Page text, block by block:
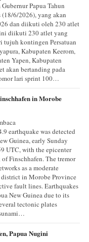
Papua Tahun
6/2026), yang akan
dan diikuti oleh 230 atlet
diikuti 230 atlet yang
tujuh kontingen Persatuan
Kabupaten Keerom,
Yapen, Kabupaten
akan bertanding pada
lari sprint 100…
in Morobe
earthquake was detected
Guinea, early Sunday
UTC, with the epicenter
Finschhafen. The tremor
as a moderate
district in Morobe Province
fault lines. Earthquakes
New Guinea due to its
tectonic plates
Papua Nugini